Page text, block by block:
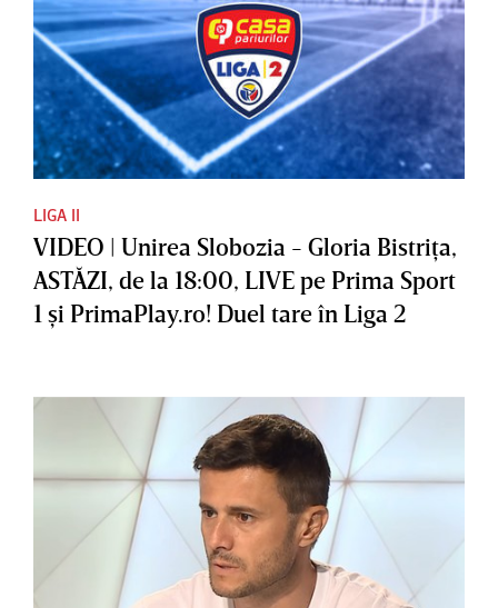
LIGA II
VIDEO | Unirea Slobozia - Gloria Bistriţa,
ASTĂZI, de la 18:00, LIVE pe Prima Sport
1 şi PrimaPlay.ro! Duel tare în Liga 2